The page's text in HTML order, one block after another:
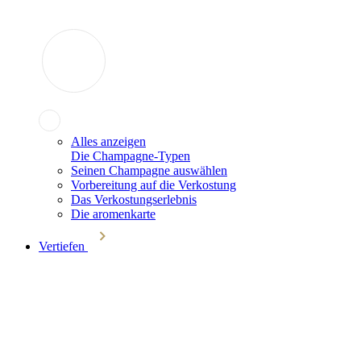
Alles anzeigen
Die Champagne-Typen
Seinen Champagne auswählen
Vorbereitung auf die Verkostung
Das Verkostungserlebnis
Die aromenkarte
Vertiefen